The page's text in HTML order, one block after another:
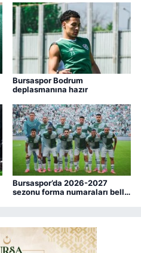
Bursaspor Bodrum
deplasmanına hazır
Bursaspor’da 2026-2027
sezonu forma numaraları belli